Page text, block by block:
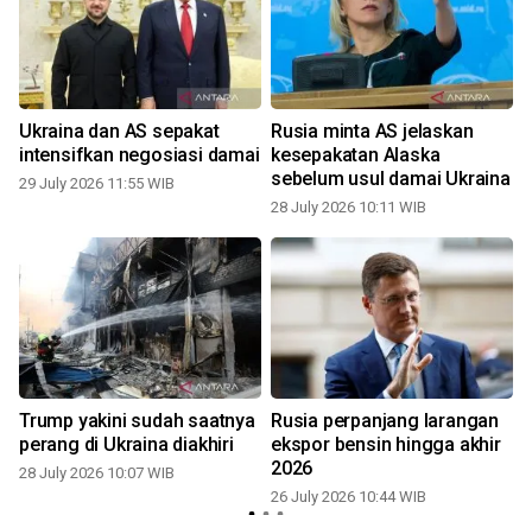
Ukraina dan AS sepakat
intensifkan negosiasi damai
29 July 2026 11:55 WIB
Rusia minta AS jelaskan
kesepakatan Alaska
sebelum usul damai Ukraina
28 July 2026 10:11 WIB
Trump yakini sudah saatnya
perang di Ukraina diakhiri
28 July 2026 10:07 WIB
Rusia perpanjang larangan
ekspor bensin hingga akhir
2026
26 July 2026 10:44 WIB